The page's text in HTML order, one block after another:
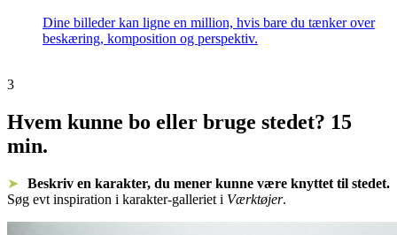
Dine billeder kan ligne en million, hvis bare du tænker over
beskæring, komposition og perspektiv.
3
Hvem kunne bo eller bruge stedet? 15
min.
Beskriv en karakter, du mener kunne være knyttet til stedet.
Søg evt inspiration i karakter-galleriet i Værktøjer.